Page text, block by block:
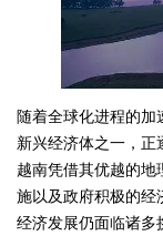
随着全球化进程的加
新兴经济体之一，正
越南凭借其优越的地
施以及政府积极的经
经济发展仍面临诸多